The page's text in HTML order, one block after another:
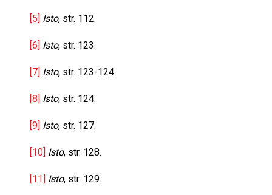
[5] Isto, str. 112.
[6] Isto, str. 123.
[7] Isto, str. 123-124.
[8] Isto, str. 124.
[9] Isto, str. 127.
[10] Isto, str. 128.
[11] Isto, str. 129.